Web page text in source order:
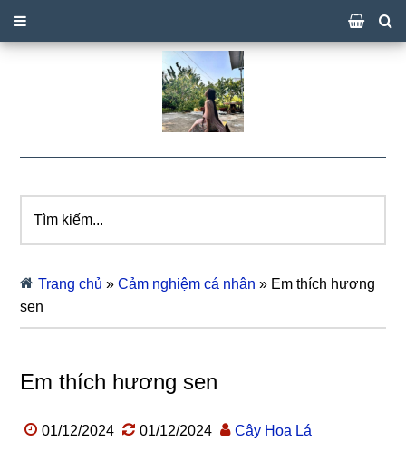
kiếm...
Trang chủ »Cảm nghiệm cá nhân » Em thích hương
sen
Em thích hương sen
01/12/2024 01/12/2024 Cây Hoa Lá